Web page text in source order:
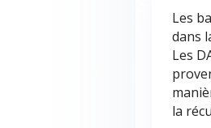
Les
dans
Les
la